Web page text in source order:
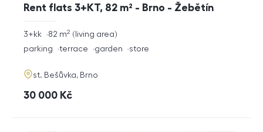
Rent flats 3+KT, 82 m² - Brno - Žebětín
rozměry
disposition
3+kk living area
82 m2
funkce
parking terrace garden store
adresa
st. Bešůvka, Brno
cena
30 000 Kč